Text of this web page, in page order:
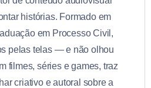
histórias. Formado em
em Processo Civil,
pelas telas — e não olhou
filmes, séries e games, traz
criativo e autoral sobre a